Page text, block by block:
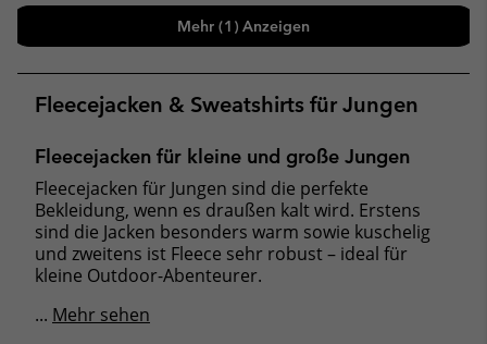
Mehr (1) Anzeigen
Fleecejacken & Sweatshirts für Jungen
Fleecejacken für kleine und große Jungen
Fleecejacken für Jungen sind die perfekte
Bekleidung, wenn es draußen kalt wird. Erstens
sind die Jacken besonders warm sowie kuschelig
und zweitens ist Fleece sehr robust – ideal für
kleine Outdoor-Abenteurer.
... Mehr sehen